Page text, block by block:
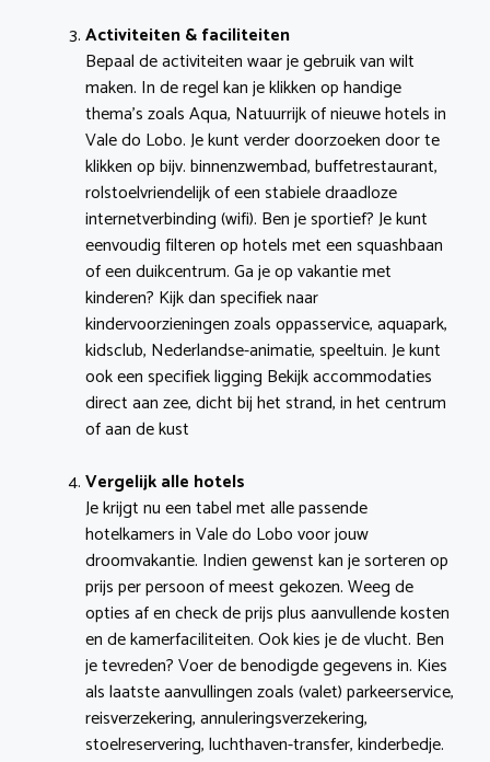
Activiteiten & faciliteiten
Bepaal de activiteiten waar je gebruik van wilt
maken. In de regel kan je klikken op handige
thema’s zoals Aqua, Natuurrijk of nieuwe hotels in
Vale do Lobo. Je kunt verder doorzoeken door te
klikken op bijv. binnenzwembad, buffetrestaurant,
rolstoelvriendelijk of een stabiele draadloze
internetverbinding (wifi). Ben je sportief? Je kunt
eenvoudig filteren op hotels met een squashbaan
of een duikcentrum. Ga je op vakantie met
kinderen? Kijk dan specifiek naar
kindervoorzieningen zoals oppasservice, aquapark,
kidsclub, Nederlandse-animatie, speeltuin. Je kunt
ook een specifiek ligging Bekijk accommodaties
direct aan zee, dicht bij het strand, in het centrum
of aan de kust
Vergelijk alle hotels
Je krijgt nu een tabel met alle passende
hotelkamers in Vale do Lobo voor jouw
droomvakantie. Indien gewenst kan je sorteren op
prijs per persoon of meest gekozen. Weeg de
opties af en check de prijs plus aanvullende kosten
en de kamerfaciliteiten. Ook kies je de vlucht. Ben
je tevreden? Voer de benodigde gegevens in. Kies
als laatste aanvullingen zoals (valet) parkeerservice,
reisverzekering, annuleringsverzekering,
stoelreservering, luchthaven-transfer, kinderbedje.